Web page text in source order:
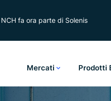
NCH fa ora parte di Solenis
Mercati Prodotti